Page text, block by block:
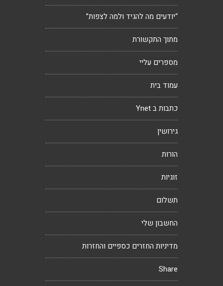
“יודעים מה להגיד ולמה לצפות”
מתוך התקשורת
מספרים עליי
עמוד בית
כתבות ב Ynet
גירושין
הורות
זוגיות
תשלום
החשבון שלי
מדיניות החזרים כספיים והחזרות
Share